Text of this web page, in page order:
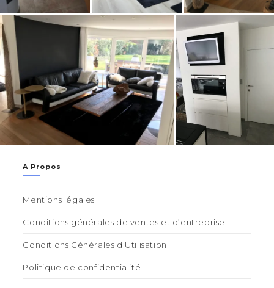
A Propos
Mentions légales
Conditions générales de ventes et d’entreprise
Conditions Générales d’Utilisation
Politique de confidentialité